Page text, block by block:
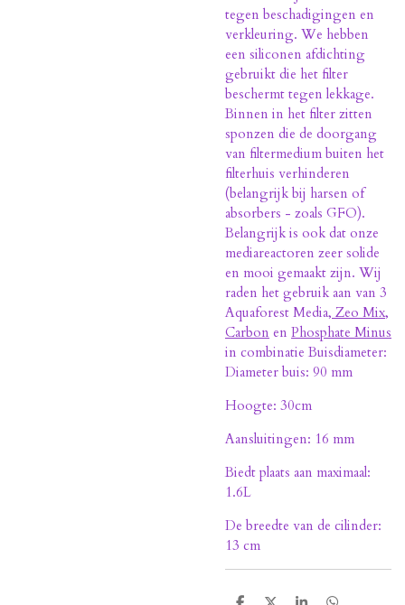
tegen beschadigingen en
verkleuring. We hebben
een siliconen afdichting
gebruikt die het filter
beschermt tegen lekkage.
Binnen in het filter zitten
sponzen die de doorgang
van filtermedium buiten het
filterhuis verhinderen
(belangrijk bij harsen of
absorbers - zoals GFO).
Belangrijk is ook dat onze
mediareactoren zeer solide
en mooi gemaakt zijn. Wij
raden het gebruik aan van 3
Aquaforest Media, Zeo Mix,
Carbon en Phosphate Minus
in combinatie Buisdiameter:
Diameter buis: 90 mm
Hoogte: 30cm
Aansluitingen: 16 mm
Biedt plaats aan maximaal:
1.6L
De breedte van de cilinder:
13 cm